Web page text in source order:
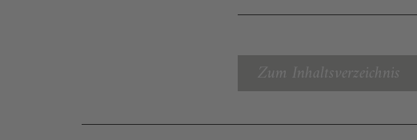
Zum Inhaltsverzeichnis